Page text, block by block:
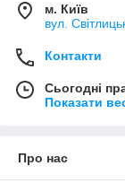
м. Київ
вул.
Контакти
Сьогодні
Показати
Про нас